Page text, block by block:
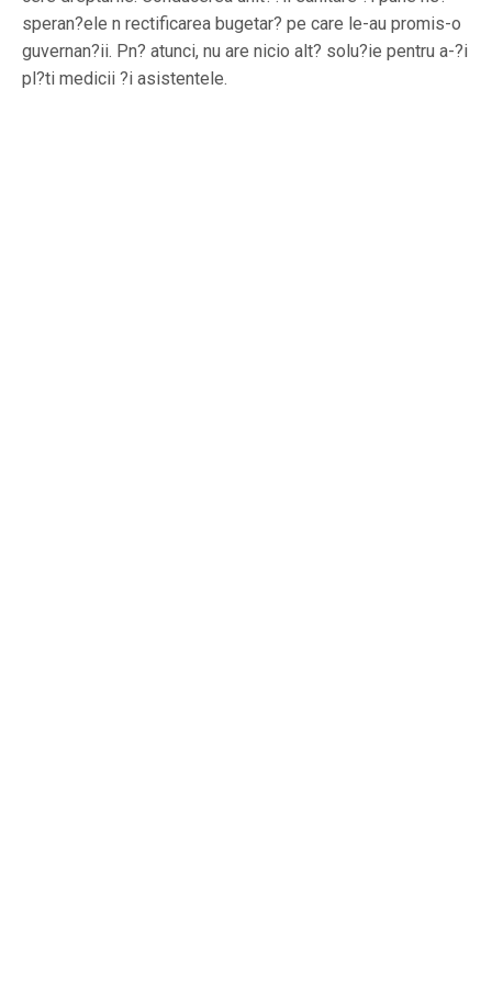
speran?ele n rectificarea bugetar? pe care le-au promis-o
guvernan?ii. Pn? atunci, nu are nicio alt? solu?ie pentru a-?i
pl?ti medicii ?i asistentele.